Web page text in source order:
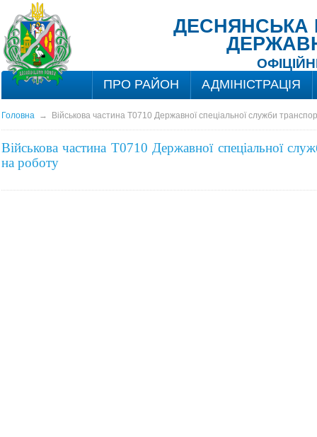
ДЕСНЯНСЬКА
ПРО РАЙОН АДМІНІСТРАЦІЯ
Головна→ Військова частина Т0710 Державної спеціальної служби
Військова частина Т0710 Державної спеціальної
на роботу